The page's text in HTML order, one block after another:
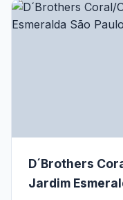
D´Brothers
Jardim